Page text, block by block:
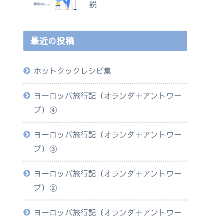
説
最近の投稿
ホットクックレシピ集
ヨーロッパ旅行記（オランダ＋アントワー
プ）④
ヨーロッパ旅行記（オランダ＋アントワー
プ）③
ヨーロッパ旅行記（オランダ＋アントワー
プ）②
ヨーロッパ旅行記（オランダ＋アントワー